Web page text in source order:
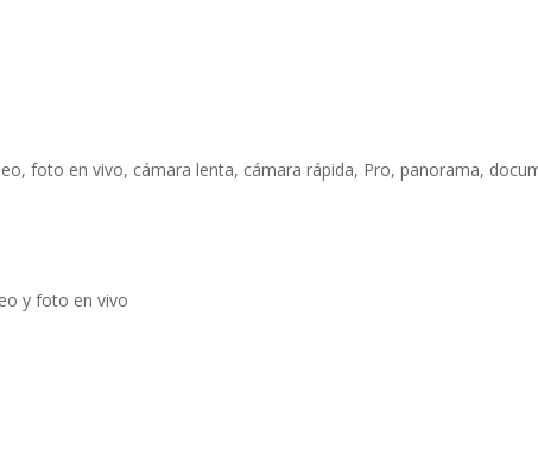
foto en vivo, cámara lenta, cámara rápida, Pro, panorama,
y foto en vivo